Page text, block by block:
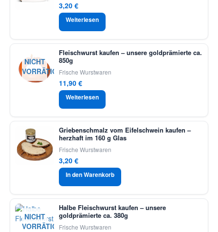
3,20 €
Weiterlesen
NICHT
VORRÄTIG
Fleischwurst kaufen – unsere goldprämierte ca.
850g
Frische Wurstwaren
11,90 €
Weiterlesen
Griebenschmalz vom Eifelschwein kaufen –
herzhaft im 160 g Glas
Frische Wurstwaren
3,20 €
In den Warenkorb
NICHT
VORRÄTIG
Halbe Fleischwurst kaufen – unsere
goldprämierte ca. 380g
Frische Wurstwaren